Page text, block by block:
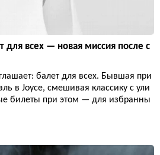
для всех — новая миссия после с
балет для всех. Бывшая при
в Joyce, смешивая классику с ули
билеты при этом — для избранны